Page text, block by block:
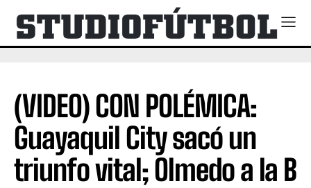
(VIDEO) CON POLÉMICA:
Guayaquil City sacó un
triunfo vital; Olmedo a la B